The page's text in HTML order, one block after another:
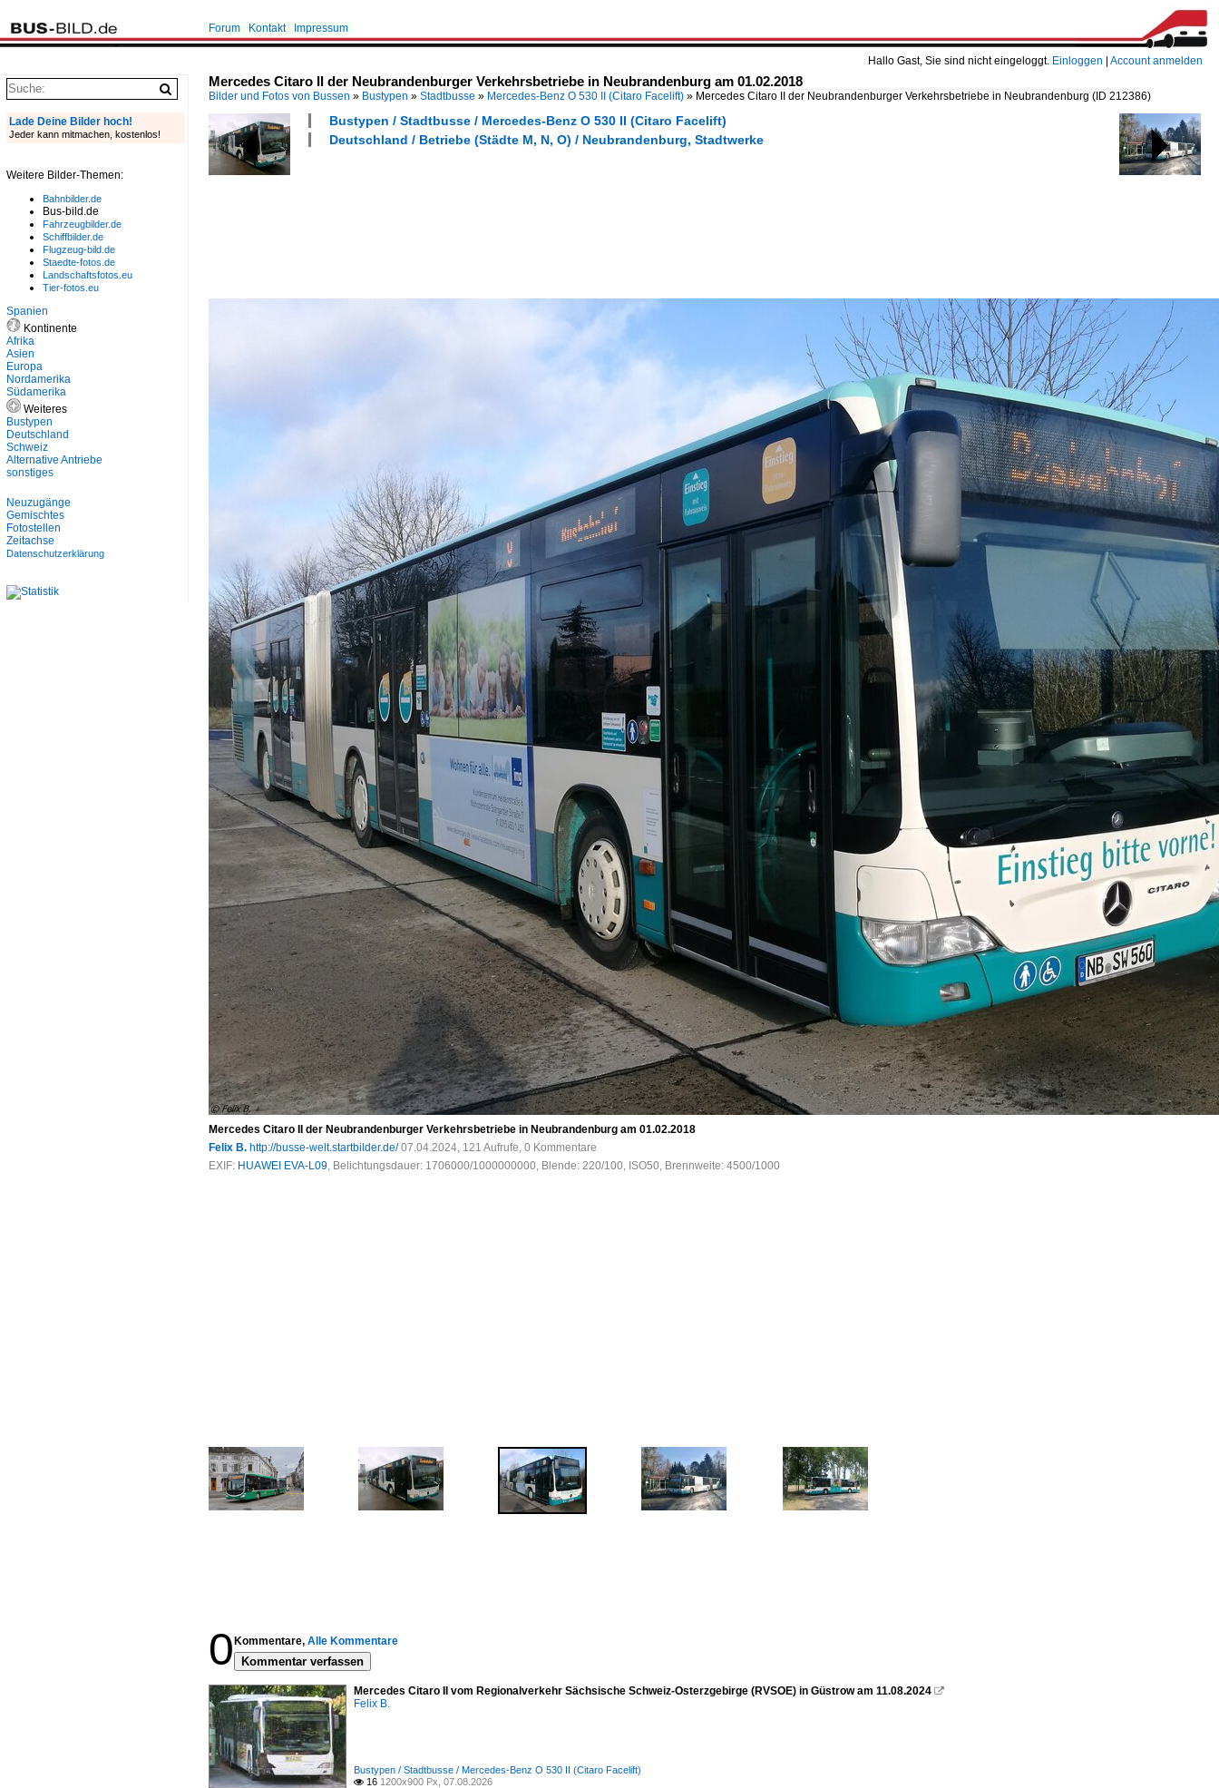
Hallo Gast, Sie sind nicht eingeloggt. Einloggen Account anmelden
Forum Kontakt Impressum
Mercedes Citaro II der Neubrandenburger Verkehrsbetriebe in Neubrandenburg am 01.02.2018
Bilder und Fotos von Bussen » Bustypen » Stadtbusse » Mercedes-Benz O 530 II (Citaro Facelift) » Mercedes Citaro II der Neubrandenburger Verkehrsbetriebe in Neubrandenburg (ID 212386)
Bustypen / Stadtbusse / Mercedes-Benz O 530 II (Citaro Facelift)
Deutschland / Betriebe (Städte M, N, O) / Neubrandenburg, Stadtwerke
Mercedes Citaro II der Neubrandenburger Verkehrsbetriebe in Neubrandenburg am 01.02.2018
Felix B. http://busse-welt.startbilder.de/ 07.04.2024, 121 Aufrufe, 0 Kommentare
EXIF: HUAWEI EVA-L09, Belichtungsdauer: 1706000/1000000000, Blende: 220/100, ISO50, Brennweite: 4500/1000
0 Kommentare, Alle Kommentare
Kommentar verfassen
Mercedes Citaro II vom Regionalverkehr Sächsische Schweiz-Osterzgebirge (RVSOE) in Güstrow am 11.08.2024 
Felix B.
Bustypen / Stadtbusse / Mercedes-Benz O 530 II (Citaro Facelift)
 16 1200x900 Px, 07.08.2026
Lade Deine Bilder hoch!
Jeder kann mitmachen, kostenlos!
Weitere Bilder-Themen:
Bahnbilder.de
Bus-bild.de
Fahrzeugbilder.de
Schiffbilder.de
Flugzeug-bild.de
Staedte-fotos.de
Landschaftsfotos.eu
Tier-fotos.eu
Spanien
Kontinente
Afrika
Asien
Europa
Nordamerika
Südamerika
Weiteres
Bustypen
Deutschland
Schweiz
Alternative Antriebe
sonstiges
Neuzugänge
Gemischtes
Fotostellen
Zeitachse
Datenschutzerklärung